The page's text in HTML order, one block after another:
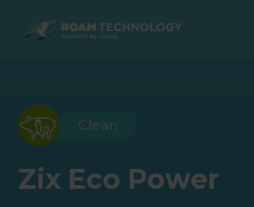
ROAM
Agro Solutions
Produits
Livestock Solutions
Produits
Industrial Applications
Produits
Medical Support
Produits Medical Support
Clean
Zix Eco Power